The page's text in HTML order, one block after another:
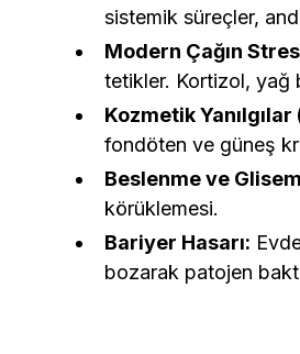
sistemik süreçler,
Modern Çağın Stres
tetikler. Kortizol, yağ
Kozmetik
fondöten ve güneş
Beslenme ve
körüklemesi.
Bariyer Hasarı:
bozarak patojen